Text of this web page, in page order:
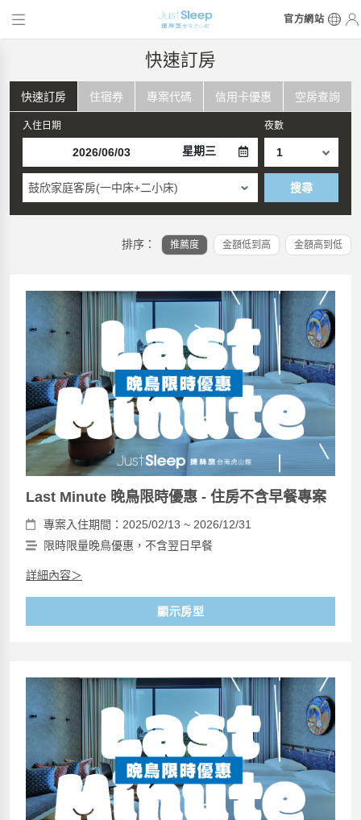
官方網站
快速訂房
快速訂房 住宿券 專案代碼 信用卡優惠 空房查詢
入住日期
星期三
夜數
鼓欣家庭客房(一中床+二小床) 搜尋
排序： 推薦度 金額低到高 金額高到低
Last Minute 晚鳥限時優惠 - 住房不含早餐專案
專案入住期間：2025/02/13 ~ 2026/12/31
限時限量晚鳥優惠，不含翌日早餐
詳細內容＞
顯示房型